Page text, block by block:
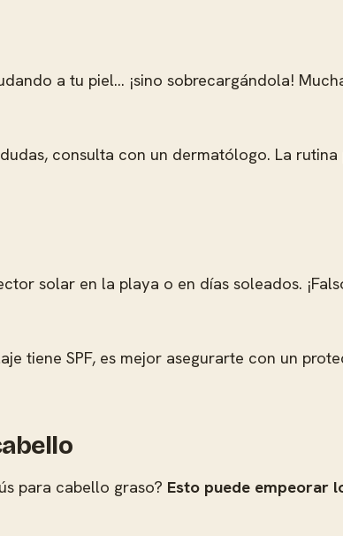
a tu piel… ¡sino sobrecargándola!
consulta con un dermatólogo. La
solar en la playa o en días soleados.
tiene SPF, es mejor asegurarte con un
para cabello graso? Esto puede empeorar